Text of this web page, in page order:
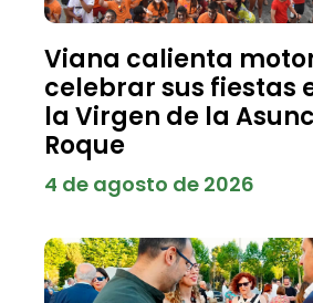
Viana calienta
celebrar sus fiestas
la Virgen de la
Roque
4 de agosto de 2026